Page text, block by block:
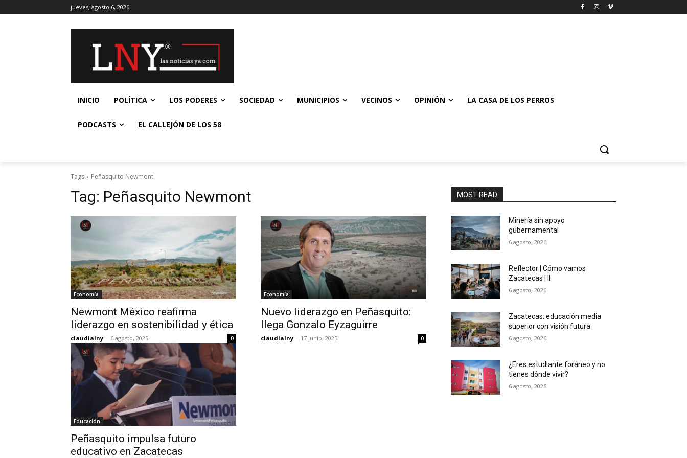
jueves, agosto 6, 2026
INICIO POLÍTICA LOS PODERES SOCIEDAD MUNICIPIOS VECINOS OPINIÓN LA CASA DE LOS PERROS
PODCASTS EL CALLEJÓN DE LOS 58
Tags Peñasquito Newmont
Tag: Peñasquito Newmont
Economía
Newmont México reafirma
liderazgo en sostenibilidad y ética
claudialny - 6 agosto, 2025 0
Economía
Nuevo liderazgo en Peñasquito:
llega Gonzalo Eyzaguirre
claudialny - 17 junio, 2025 0
Educación
Peñasquito impulsa futuro
educativo en Zacatecas
MOST READ
Minería sin apoyo
gubernamental
6 agosto, 2026
Reflector | Cómo vamos
Zacatecas | II
6 agosto, 2026
Zacatecas: educación media
superior con visión futura
6 agosto, 2026
¿Eres estudiante foráneo y no
tienes dónde vivir?
6 agosto, 2026